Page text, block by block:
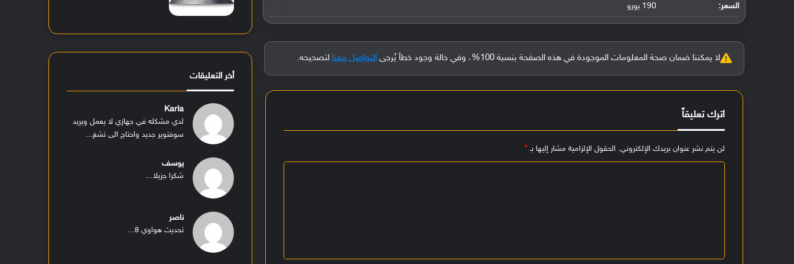
السعر: 190 يورو
لا يمكننا ضمان صحة المعلومات الموجودة في هذه الصفحة بنسبة 100%، وفي حالة وجود خطأ يُرجى التواصل معنا لتصحيحه.
اترك تعليقاً
لن يتم نشر عنوان بريدك الإلكتروني. الحقول الإلزامية مشار إليها بـ*
أخر التعليقات
Karla
لدي مشكله في جهازي لا يعمل ويريد
سوفتوير جديد واحتاج الى تشغ...
يوسف
شكرا جزيلا...
ناصر
تحديث هواوي 8...